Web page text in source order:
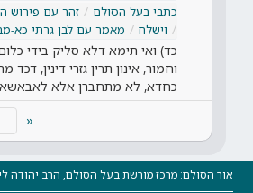
כתבי בעל הסולם
זהר עם פירוש
וישלח
מאמר עם לבן גרתי כא-
כד) ואי תימא דלא סליק בידי
וחמור, אינון תרין גזרי דינין, דכד
כחדא, לא מתחברן אלא לאבאשא
«